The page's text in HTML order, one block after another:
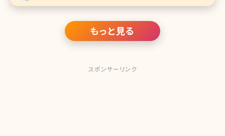
もっと見る
スポンサーリンク